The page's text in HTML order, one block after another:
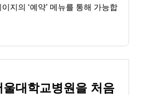
지의 ‘예약’ 메뉴를 통해 가능합
울대학교병원을 처음